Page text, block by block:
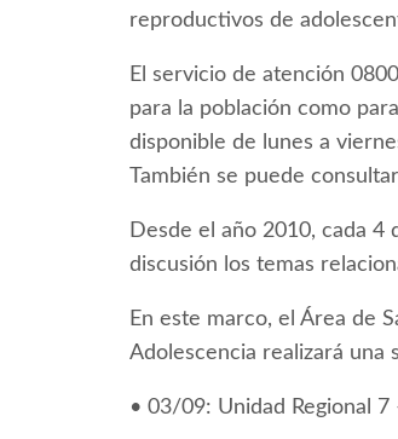
reproductivos de
El servicio de atención
para la población como
disponible de lunes a
También se puede
Desde el año 2010, cada
discusión los temas
En este marco, el Área de
Adolescencia realizará una
• 03/09: Unidad Regional